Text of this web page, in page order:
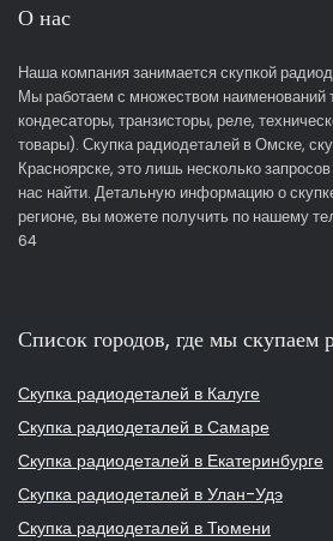
О нас
Наша компания занимается скупкой
Мы работаем с множеством наименований
кондесаторы, транзисторы, реле,
товары). Скупка радиодеталей в Омске,
Красноярске, это лишь несколько
нас найти. Детальную информацию о
регионе, вы можете получить по нашему
64
Список городов, где мы скупаем
Скупка радиодеталей в Калуге
Скупка радиодеталей в Самаре
Скупка радиодеталей в Екатеринбурге
Скупка радиодеталей в Улан-Удэ
Скупка радиодеталей в Тюмени